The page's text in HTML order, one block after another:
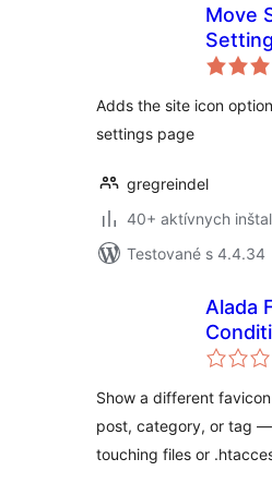
Move
Adds the site icon
settings page
gregreindel
40+ aktívnych
Testované s 4.4.34
Alada
Icons
Show a different
post, category, or tag
touching files or